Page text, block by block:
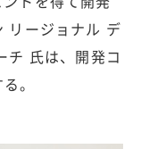
リージョナル デ
チ 氏は、開発コ
。